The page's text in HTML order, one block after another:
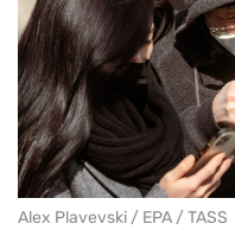
Alex Plavevski / EPA / TASS